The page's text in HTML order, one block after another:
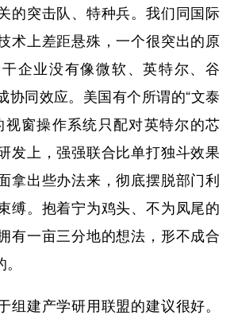
的突击队、特种兵。我们同国际
术上差距悬殊，一个很突出的原
企业没有像微软、英特尔、谷
协同效应。美国有个所谓的“文泰
视窗操作系统只配对英特尔的芯
发上，强强联合比单打独斗效果
拿出些办法来，彻底摆脱部门利
缚。抱着宁为鸡头、不为凤尾的
有一亩三分地的想法，形不成合
建产学研用联盟的建议很好。